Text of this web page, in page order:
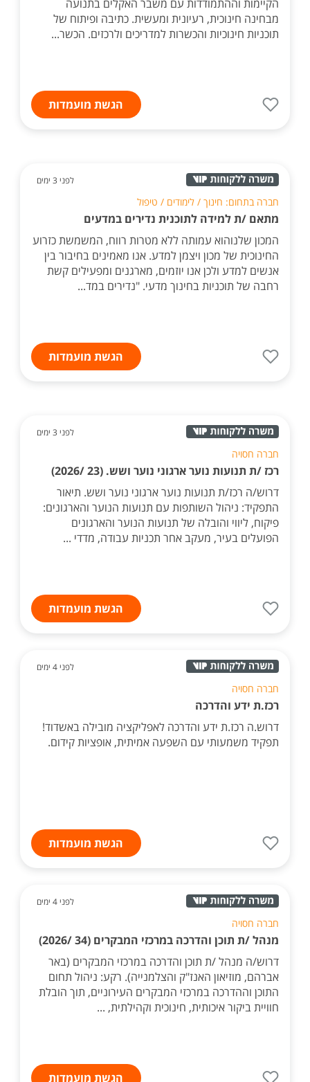
הקיימות וההתמודדות עם משבר האקלים בתנועה
מבחינה חינוכית, רעיונית ומעשית. כתיבה ופיתוח של
תוכניות חינוכיות והכשרות למדריכים ולרכזים. הכשר...
הגשת מועמדות
לפני 3 ימים
חברה בתחום: חינוך / לימודים / טיפול
מתאם /ת למידה לתוכנית נדירים במדעים
המכון שלנוהוא עמותה ללא מטרות רווח, המשמשת כזרוע
החינוכית של מכון ויצמן למדע. אנו מאמינים בחיבור בין
אנשים למדע ולכן אנו יוזמים, מארגנים ומפעילים קשת
רחבה של תוכניות בחינוך מדעי. "נדירים במד...
הגשת מועמדות
לפני 3 ימים
חברה חסויה
רכז /ת תנועות נוער ארגוני נוער ושש. (23 /2026)
דרוש/ה רכז/ת תנועות נוער ארגוני נוער ושש. תיאור
התפקיד: ניהול השותפות עם תנועות הנוער והארגונים:
פיקוח, ליווי והובלה של תנועות הנוער והארגונים
הפועלים בעיר, מעקב אחר תכניות עבודה, מדדי ...
הגשת מועמדות
לפני 4 ימים
חברה חסויה
רכז.ת ידע והדרכה
דרוש.ה רכז.ת ידע והדרכה לאפליקציה מובילה באשדוד!
תפקיד משמעותי עם השפעה אמיתית, אופציות קידום.
הגשת מועמדות
לפני 4 ימים
חברה חסויה
מנהל /ת תוכן והדרכה במרכזי המבקרים (34 /2026)
דרוש/ה מנהל /ת תוכן והדרכה במרכזי המבקרים (באר
אברהם, מוזיאון האנז"ק והצלמנייה). רקע: ניהול תחום
התוכן וההדרכה במרכזי המבקרים העירוניים, תוך הובלת
חוויית ביקור איכותית, חינוכית וקהילתית, ...
הגשת מועמדות